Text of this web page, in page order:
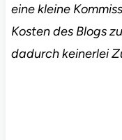
eine kleine
Kosten des Blogs
dadurch keinerlei